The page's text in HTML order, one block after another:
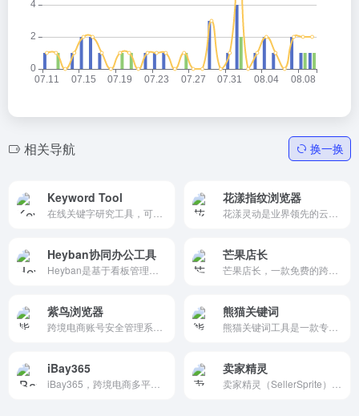
相关导航 换一换
Keyword Tool 花漾指纹浏览器
Heyban协同办公工具 芒果店长
紫鸟浏览器 熊猫关键词
iBay365 卖家精灵